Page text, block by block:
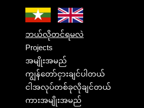
ဘယ်လိုတင်ရမလဲ
Projects
အမျိုးအမည်
ကျွန်တော်ငှားချင်ပါတယ်
ငါအလုပ်တစ်ခုလိုချင်တယ်
ကားအမျိုးအမည်